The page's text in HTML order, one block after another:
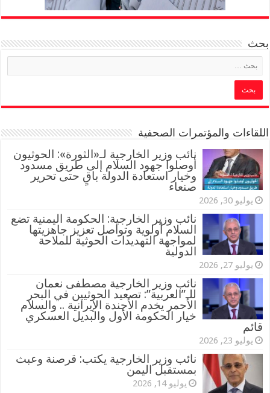
بحث
اللقاءات والمؤتمرات الصحفية
‏نائب وزير الخارجية لـ«الثورة»: الحوثيون
أوصلوا جهود السلام إلى طريق مسدود
وخيار استعادة الدولة باقٍ حتى تحرير
صنعاء
يوليو 30, 2026
نائب وزير الخارجية: الحكومة اليمنية تضع
السلام أولوية وتواصل تعزيز جاهزيتها
لمواجهة التهديدات الحوثية للملاحة
الدولية
يوليو 27, 2026
نائب وزير الخارجية مصطفى نعمان
للـ”العربية”: تصعيد الحوثيين في البحر
الأحمر يخدم الأجندة الإيرانية .. والسلام
خيار الحكومة الأول والبديل العسكري
قائم
يوليو 23, 2026
نائب وزير الخارجية يكتب: قرصنة وعبث
بمستقبل اليمن
يوليو 14, 2026